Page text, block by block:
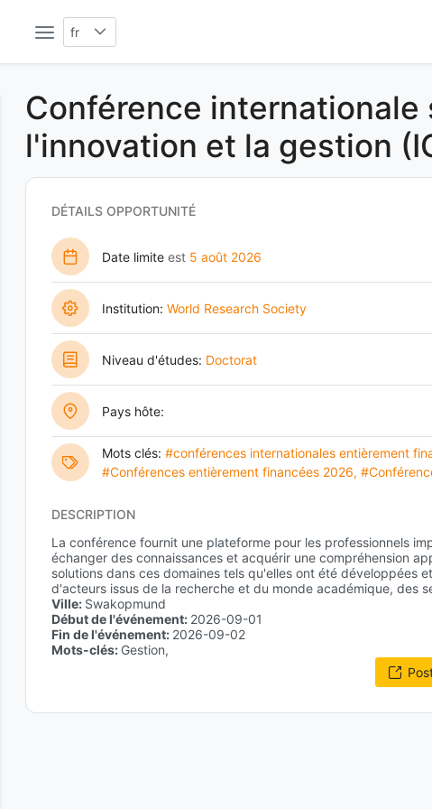
fr
Conférence
l'innovation et la gestion
DÉTAILS OPPORTUNITÉ
Date limite est 5 août 2026
Institution: World Research Society
Niveau d'études: Doctorat
Pays hôte:
Mots clés: #conférences internationales entièrement
#Conférences entièrement financées 2026,
DESCRIPTION
La conférence fournit une plateforme pour les professionnels
échanger des connaissances et acquérir une compréhension
solutions dans ces domaines tels qu'elles ont été
d'acteurs issus de la recherche et du monde académique, des
Ville: Swakopmund
Début de l'événement: 2026-09-01
Fin de l'événement: 2026-09-02
Mots-clés: Gestion,